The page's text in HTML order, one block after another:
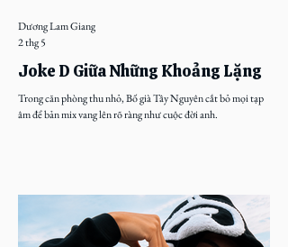
Joke D Giữa Những Khoảng Lặng
Trong căn phòng thu nhỏ, Bố già Tây Nguyên cắt bỏ mọi tạp
âm để bản mix vang lên rõ ràng như cuộc đời anh.
Dương Lam Giang
2 thg 5